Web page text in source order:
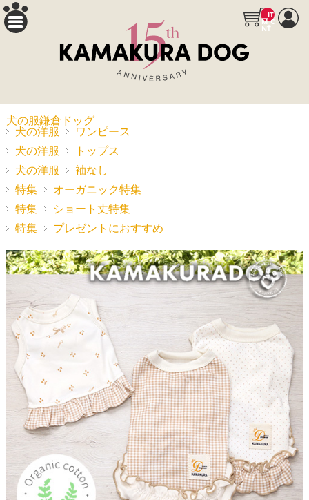
__IT
M_C
NT_
犬の服鎌倉ドッグ
犬の洋服
ワンピース
犬の洋服
トップス
犬の洋服
袖なし
特集
オーガニック特集
特集
ショート丈特集
特集
プレゼントにおすすめ